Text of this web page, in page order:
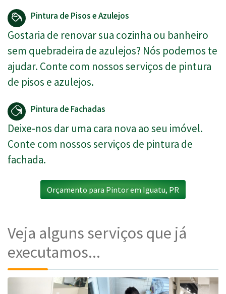
Pintura de Pisos e Azulejos
Gostaria de renovar sua cozinha ou banheiro
sem quebradeira de azulejos? Nós podemos te
ajudar. Conte com nossos serviços de pintura
de pisos e azulejos.
Pintura de Fachadas
Deixe-nos dar uma cara nova ao seu imóvel.
Conte com nossos serviços de pintura de
fachada.
Orçamento para Pintor em Iguatu, PR
Veja alguns serviços que já
executamos...